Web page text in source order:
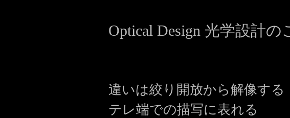
Optical Design 光学設計の
違いは絞り開放から解像する
テレ端での描写に表れる